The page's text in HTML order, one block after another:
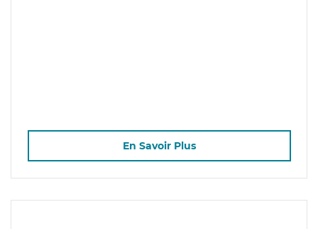
En Savoir Plus